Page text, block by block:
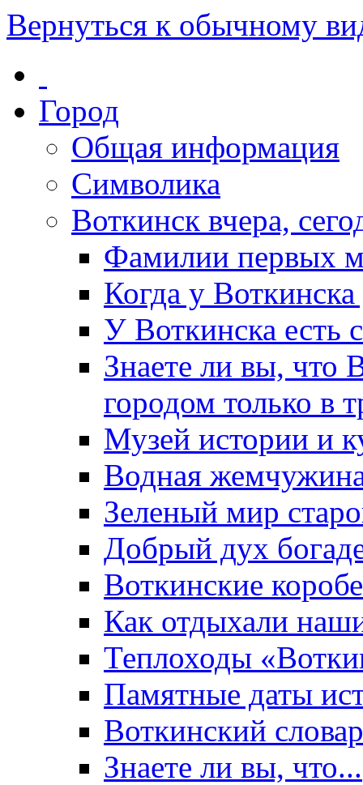
Вернуться к обычному
Город
Общая информация
Символика
Воткинск вчера,
Фамилии первых
Когда у
У Воткинска есть
Знаете ли вы, что
городом только в
Музей истории и
Водная
Зеленый мир
Добрый дух
Воткинские
Как отдыхали
Теплоходы
Памятные даты
Воткинский
Знаете ли вы, что...